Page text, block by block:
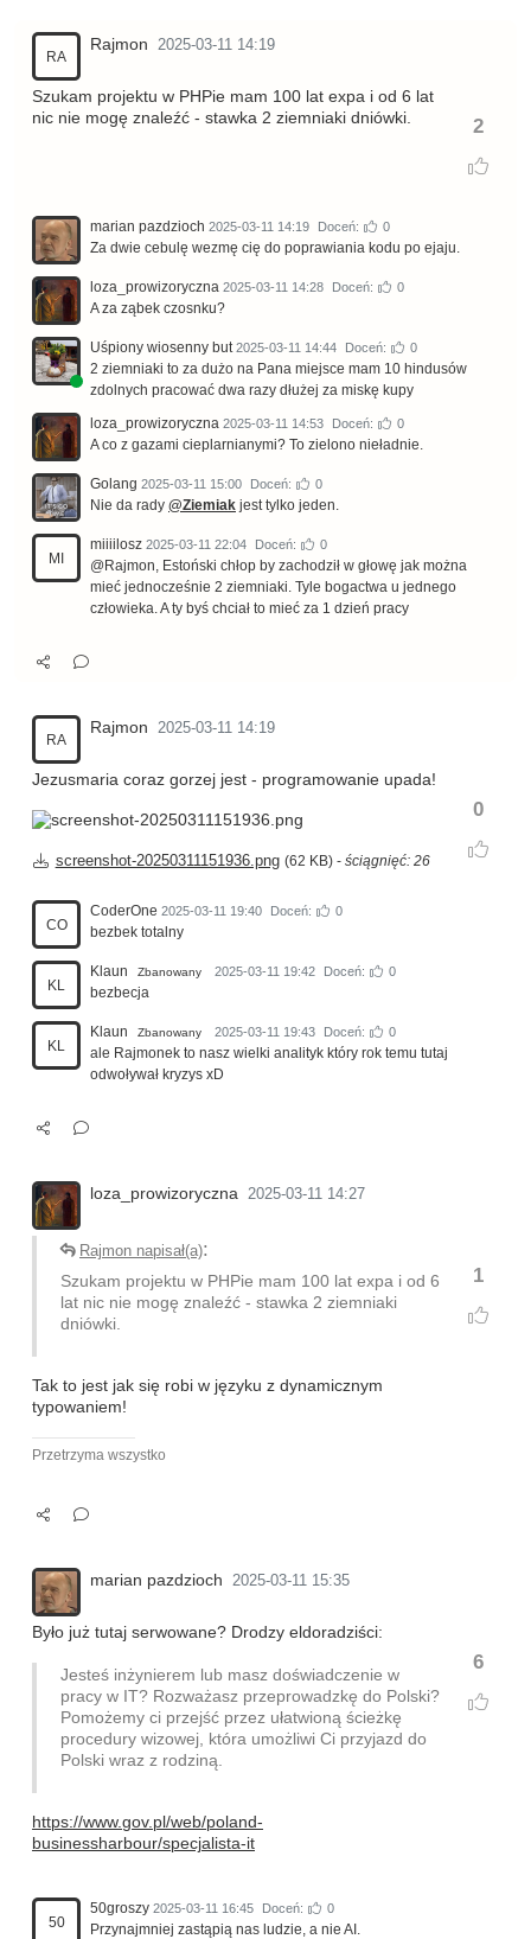
RA
Rajmon 2025-03-11 14:19
2
Szukam projektu w PHPie mam 100 lat expa i od 6 lat
nic nie mogę znaleźć - stawka 2 ziemniaki dniówki.
marian pazdzioch 2025-03-11 14:19 Doceń: 0
Za dwie cebulę wezmę cię do poprawiania kodu po ejaju.
loza_prowizoryczna 2025-03-11 14:28 Doceń: 0
A za ząbek czosnku?
Uśpiony wiosenny but 2025-03-11 14:44 Doceń: 0
2 ziemniaki to za dużo na Pana miejsce mam 10 hindusów
zdolnych pracować dwa razy dłużej za miskę kupy
loza_prowizoryczna 2025-03-11 14:53 Doceń: 0
A co z gazami cieplarnianymi? To zielono nieładnie.
Golang 2025-03-11 15:00 Doceń: 0
Nie da rady @Ziemiak jest tylko jeden.
MI
miiiilosz 2025-03-11 22:04 Doceń: 0
@Rajmon, Estoński chłop by zachodził w głowę jak można
mieć jednocześnie 2 ziemniaki. Tyle bogactwa u jednego
człowieka. A ty byś chciał to mieć za 1 dzień pracy
RA
Rajmon 2025-03-11 14:19
0
Jezusmaria coraz gorzej jest - programowanie upada!
screenshot-20250311151936.png (62 KB) - ściągnięć: 26
CO
CoderOne 2025-03-11 19:40 Doceń: 0
bezbek totalny
KL
Klaun Zbanowany 2025-03-11 19:42 Doceń: 0
bezbecja
KL
Klaun Zbanowany 2025-03-11 19:43 Doceń: 0
ale Rajmonek to nasz wielki analityk który rok temu tutaj
odwoływał kryzys xD
loza_prowizoryczna 2025-03-11 14:27
1
Rajmon napisał(a):
Szukam projektu w PHPie mam 100 lat expa i od 6
lat nic nie mogę znaleźć - stawka 2 ziemniaki
dniówki.
Tak to jest jak się robi w języku z dynamicznym
typowaniem!
Przetrzyma wszystko
marian pazdzioch 2025-03-11 15:35
6
Było już tutaj serwowane? Drodzy eldoradziści:
Jesteś inżynierem lub masz doświadczenie w
pracy w IT? Rozważasz przeprowadzkę do Polski?
Pomożemy ci przejść przez ułatwioną ścieżkę
procedury wizowej, która umożliwi Ci przyjazd do
Polski wraz z rodziną.
https://www.gov.pl/web/poland-
businessharbour/specjalista-it
50
50groszy 2025-03-11 16:45 Doceń: 0
Przynajmniej zastąpią nas ludzie, a nie AI.